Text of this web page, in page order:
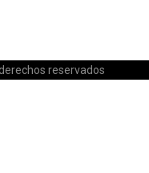
reservados